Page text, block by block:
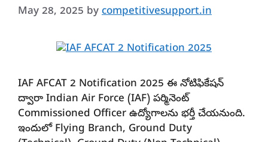
May 28, 2025 by competitivesupport.in
IAF AFCAT 2 Notification 2025 ఈ నోటిఫికేషన్
ద్వారా Indian Air Force (IAF) పర్మినెంట్
Commissioned Officer ఉద్యోగాలను భర్తీ చేయనుంది.
ఇందులో Flying Branch, Ground Duty